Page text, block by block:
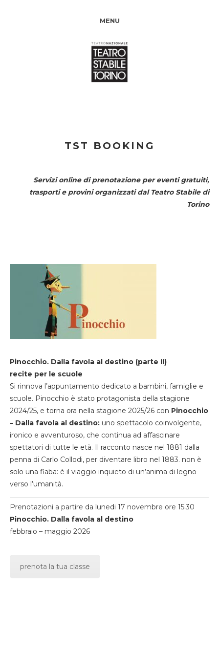
MENU
TST BOOKING
Servizi online di prenotazione per eventi gratuiti,
trasporti e provini organizzati dal Teatro Stabile di
Torino
Pinocchio. Dalla favola al destino (parte II)
recite per le scuole
Si rinnova l’appuntamento dedicato a bambini, famiglie e
scuole. Pinocchio è stato protagonista della stagione
2024/25, e torna ora nella stagione 2025/26 con Pinocchio
– Dalla favola al destino: uno spettacolo coinvolgente,
ironico e avventuroso, che continua ad affascinare
spettatori di tutte le età. Il racconto nasce nel 1881 dalla
penna di Carlo Collodi, per diventare libro nel 1883. non è
solo una fiaba: è il viaggio inquieto di un’anima di legno
verso l’umanità.
Prenotazioni a partire da lunedi 17 novembre ore 15.30
Pinocchio. Dalla favola al destino
febbraio – maggio 2026
prenota la tua classe